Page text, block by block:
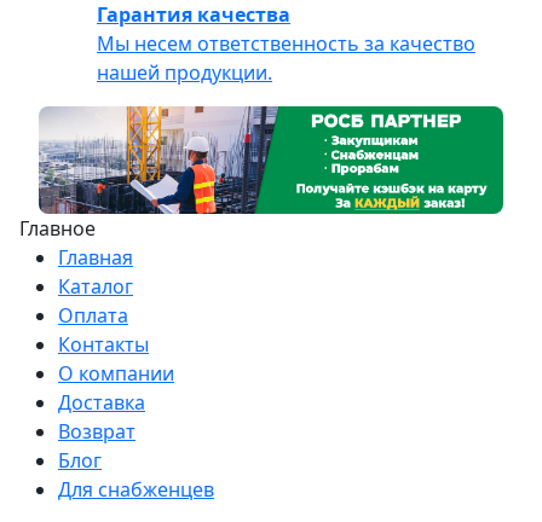
Гарантия качества
Мы несем ответственность за качество
нашей продукции.
Главное
Главная
Каталог
Оплата
Контакты
О компании
Доставка
Возврат
Блог
Для снабженцев